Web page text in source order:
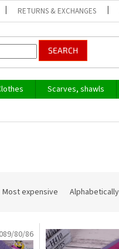
RETURNS & EXCHANGES
SEARCH
Scarves, shawls
Most expensive Alphabetically
80/86